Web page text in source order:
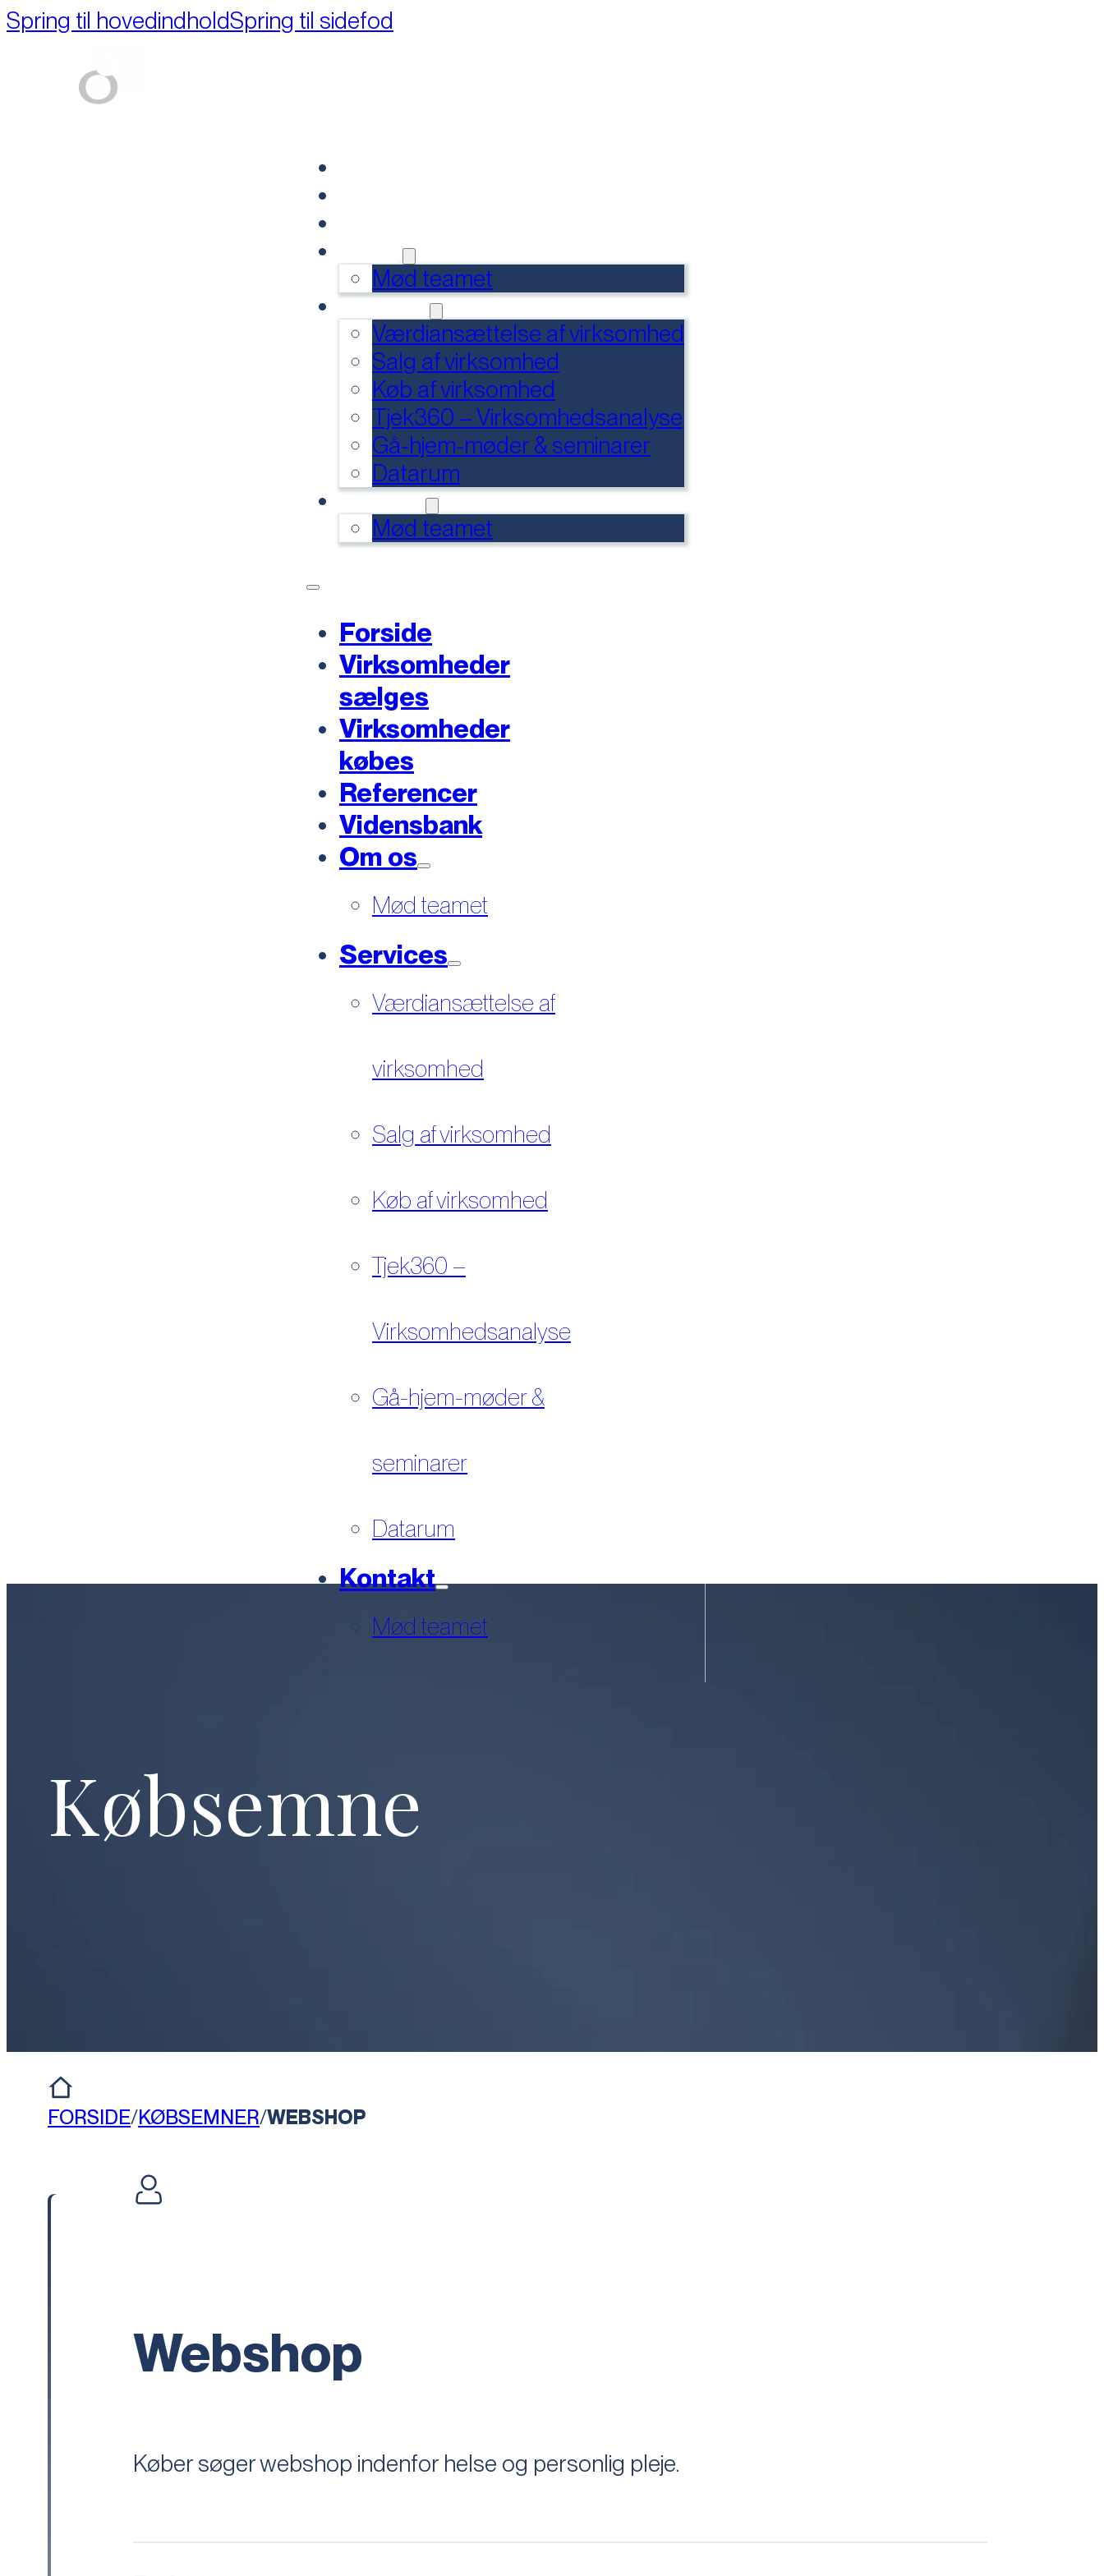
Spring til hovedindholdSpring til sidefod
Mød teamet
Værdiansættelse af virksomhed
Salg af virksomhed
Køb af virksomhed
Tjek360 – Virksomhedsanalyse
Gå-hjem-møder & seminarer
Datarum
Mød teamet
Forside
Virksomheder
sælges
Virksomheder
købes
Referencer
Vidensbank
Om os
Mød teamet
Services
Værdiansættelse af
virksomhed
Salg af virksomhed
Køb af virksomhed
Tjek360 –
Virksomhedsanalyse
Gå-hjem-møder &
seminarer
Datarum
Kontakt
Mød teamet
Købsemne
FORSIDE/KØBSEMNER/WEBSHOP
Webshop
Køber søger webshop indenfor helse og personlig pleje.